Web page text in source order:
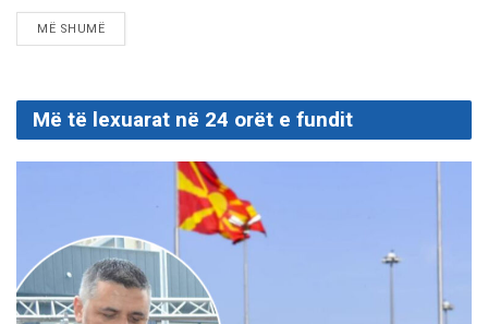
MË SHUMËDETAILS
Më të lexuarat në 24 orët e fundit